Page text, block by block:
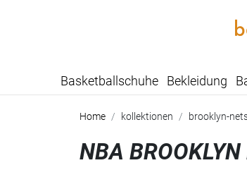
Basketballschuhe Bekleidung
Home kollektionen brooklyn-
NBA